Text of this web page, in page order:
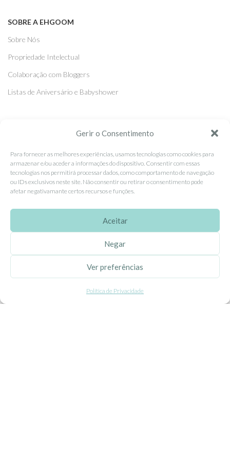
Gerir o Consentimento
Para fornecer as melhores experiências, usamos tecnologias como cookies para
armazenar e/ou aceder a informações do dispositivo. Consentir com essas
tecnologias nos permitirá processar dados, como comportamento de navegação
ou IDs exclusivos neste site. Não consentir ou retirar o consentimento pode
afetar negativamante certos recursos e funções.
Aceitar
Negar
Ver preferências
Política de Privacidade
SOBRE A EHGOOM
Sobre Nós
Propriedade Intelectual
Colaboração com Bloggers
Listas de Aniversário e Babyshower
Termos e Condições
Contacte-nos
Livro de Reclamações
APOIO AO CLIENTE
Entregas